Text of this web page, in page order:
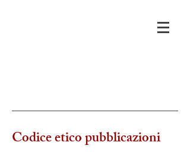
Codice etico pubblicazioni